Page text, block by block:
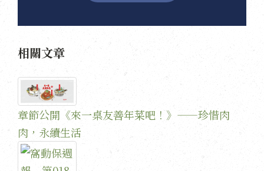
相關文章
章節公開《來一桌友善年菜吧！》——珍惜肉
肉，永續生活